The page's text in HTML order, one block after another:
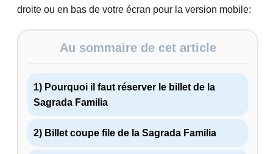
droite ou en bas de votre écran pour la version mobile:
Au sommaire de cet article
1) Pourquoi il faut réserver le billet de la
Sagrada Familia
2) Billet coupe file de la Sagrada Familia